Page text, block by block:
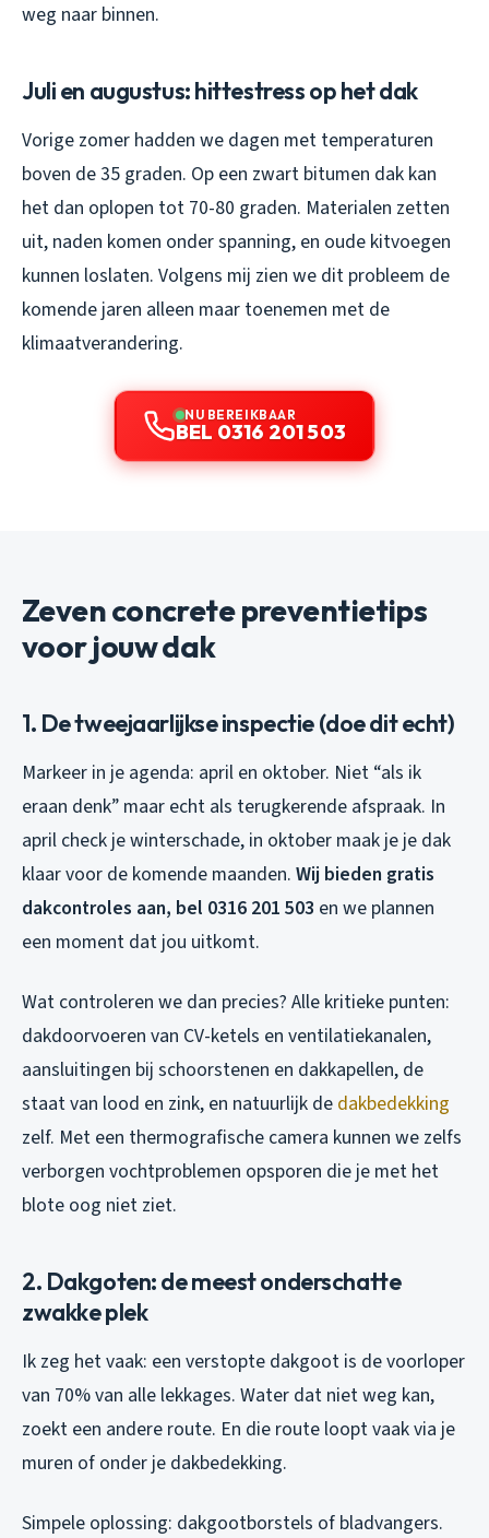
weg naar binnen.
Juli en augustus: hittestress op het dak
Vorige zomer hadden we dagen met temperaturen
boven de 35 graden. Op een zwart bitumen dak kan
het dan oplopen tot 70-80 graden. Materialen zetten
uit, naden komen onder spanning, en oude kitvoegen
kunnen loslaten. Volgens mij zien we dit probleem de
komende jaren alleen maar toenemen met de
klimaatverandering.
NU BEREIKBAAR
BEL 0316 201 503
Zeven concrete preventietips
voor jouw dak
1. De tweejaarlijkse inspectie (doe dit echt)
Markeer in je agenda: april en oktober. Niet “als ik
eraan denk” maar echt als terugkerende afspraak. In
april check je winterschade, in oktober maak je je dak
klaar voor de komende maanden. Wij bieden gratis
dakcontroles aan, bel 0316 201 503 en we plannen
een moment dat jou uitkomt.
Wat controleren we dan precies? Alle kritieke punten:
dakdoorvoeren van CV-ketels en ventilatiekanalen,
aansluitingen bij schoorstenen en dakkapellen, de
staat van lood en zink, en natuurlijk de dakbedekking
zelf. Met een thermografische camera kunnen we zelfs
verborgen vochtproblemen opsporen die je met het
blote oog niet ziet.
2. Dakgoten: de meest onderschatte
zwakke plek
Ik zeg het vaak: een verstopte dakgoot is de voorloper
van 70% van alle lekkages. Water dat niet weg kan,
zoekt een andere route. En die route loopt vaak via je
muren of onder je dakbedekking.
Simpele oplossing: dakgootborstels of bladvangers.